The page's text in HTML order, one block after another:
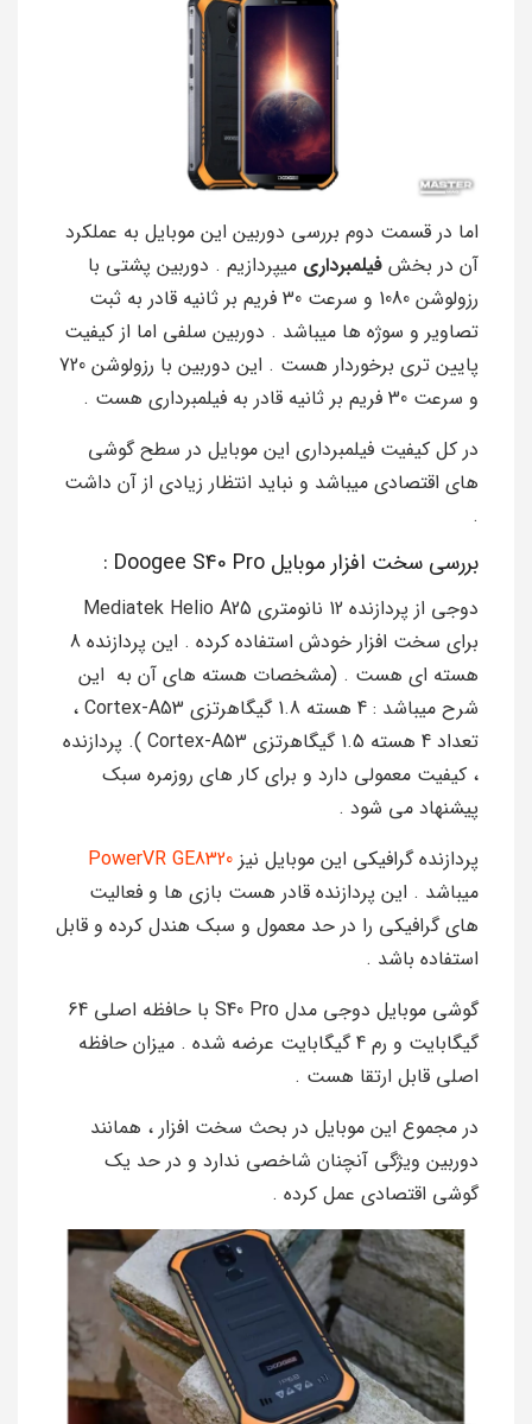
اما در قسمت دوم بررسی دوربین این موبایل به عملکرد
آن در بخش فیلمبرداری میپردازیم . دوربین پشتی با
رزولوشن 1080 و سرعت 30 فریم بر ثانیه قادر به ثبت
تصاویر و سوژه ها میباشد . دوربین سلفی اما از کیفیت
پایین تری برخوردار هست . این دوربین با رزولوشن 720
و سرعت 30 فریم بر ثانیه قادر به فیلمبرداری هست .
در کل کیفیت فیلمبرداری این موبایل در سطح گوشی
های اقتصادی میباشد و نباید انتظار زیادی از آن داشت
.
بررسی سخت افزار موبایل Doogee S40 Pro :
دوجی از پردازنده 12 نانومتری Mediatek Helio A25
برای سخت افزار خودش استفاده کرده . این پردازنده 8
هسته ای هست . (مشخصات هسته های آن به این
شرح میباشد : 4 هسته 1.8 گیگاهرتزی Cortex-A53 ،
تعداد 4 هسته 1.5 گیگاهرتزی Cortex-A53 ). پردازنده
، کیفیت معمولی دارد و برای کار های روزمره سبک
پیشنهاد می شود .
پردازنده گرافیکی این موبایل نیز PowerVR GE8320
میباشد . این پردازنده قادر هست بازی ها و فعالیت
های گرافیکی را در حد معمول و سبک هندل کرده و قابل
استفاده باشد .
گوشی موبایل دوجی مدل S40 Pro با حافظه اصلی 64
گیگابایت و رم 4 گیگابایت عرضه شده . میزان حافظه
اصلی قابل ارتقا هست .
در مجموع این موبایل در بحث سخت افزار ، همانند
دوربین ویژگی آنچنان شاخصی ندارد و در حد یک
گوشی اقتصادی عمل کرده .